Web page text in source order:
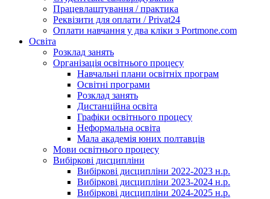
Працевлаштування / практика
Реквізити для оплати / Privat24
Оплати навчання у два кліки з Portmone.com
Освіта
Розклад занять
Організація освітнього процесу
Навчальні плани освітніх програм
Освітні програми
Розклад занять
Дистанційна освіта
Графіки освітнього процесу
Неформальна освіта
Мала академія юних полтавців
Мови освітнього процесу
Вибіркові дисципліни
Вибіркові дисципліни 2022-2023 н.р.
Вибіркові дисципліни 2023-2024 н.р.
Вибіркові дисципліни 2024-2025 н.р.